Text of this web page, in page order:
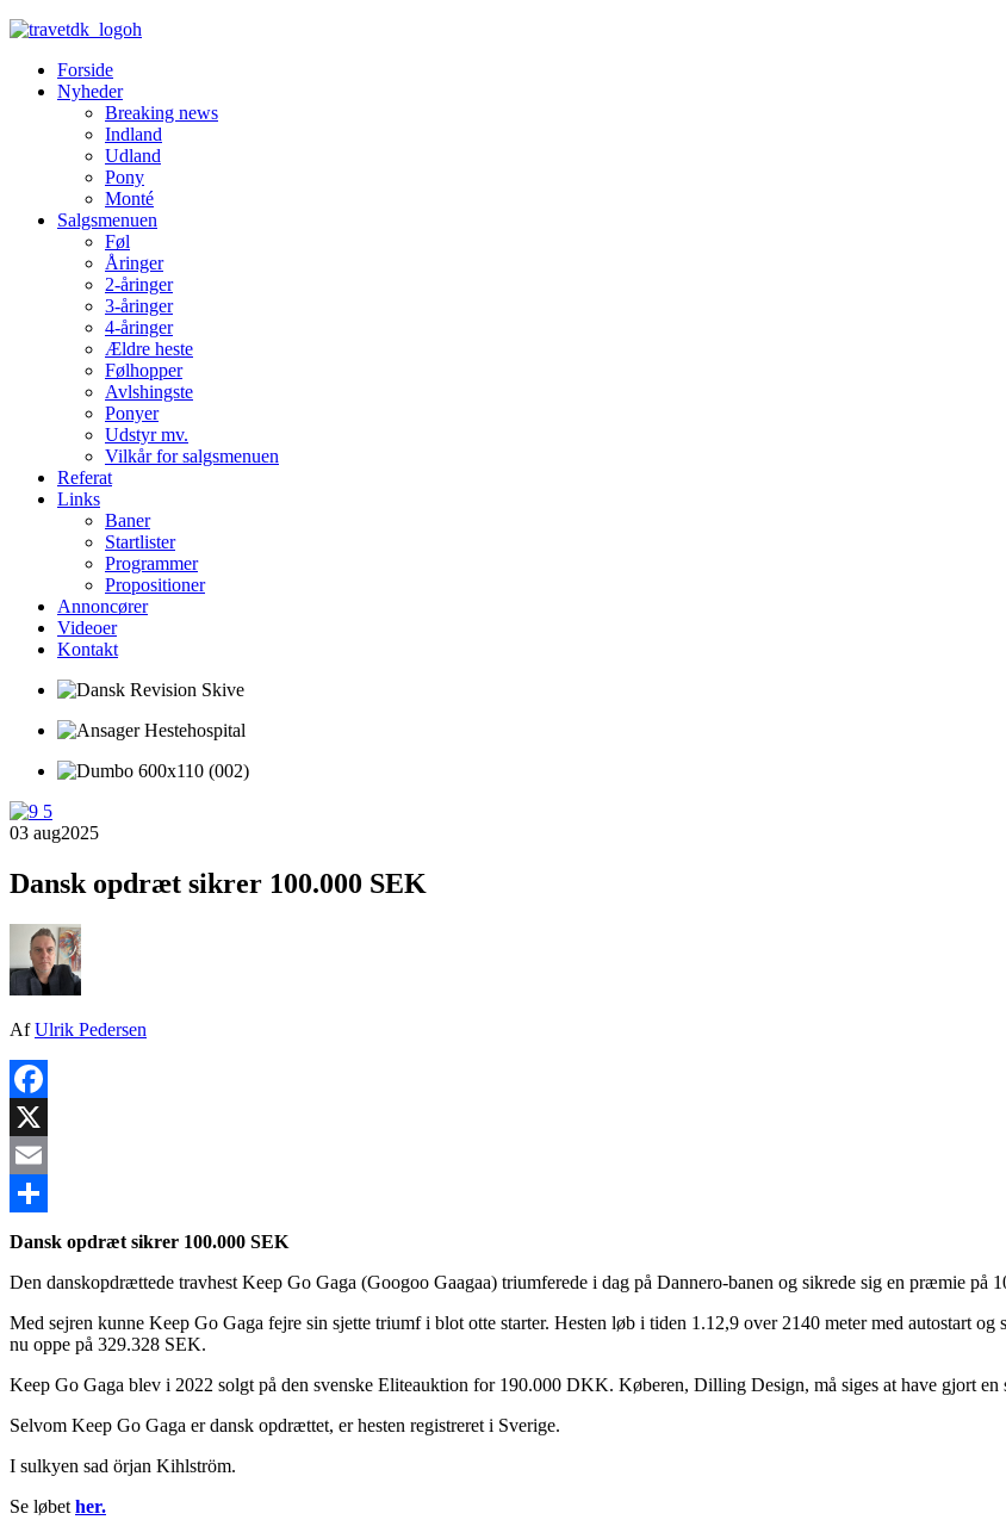
Forside
Nyheder
Breaking news
Indland
Udland
Pony
Monté
Salgsmenuen
Føl
Åringer
2-åringer
3-åringer
4-åringer
Ældre heste
Følhopper
Avlshingste
Ponyer
Udstyr mv.
Vilkår for salgsmenuen
Referat
Links
Baner
Startlister
Programmer
Propositioner
Annoncører
Videoer
Kontakt
03 aug2025
Dansk opdræt sikrer 100.000 SEK
AfUlrik Pedersen
Facebook
X
Email
Share
Dansk opdræt sikrer 100.000 SEK
Den danskopdrættede travhest Keep Go Gaga (Googoo Gaagaa) triumferede i dag på Dannero-banen og sikrede sig en præmie på
Med sejren kunne Keep Go Gaga fejre sin sjette triumf i blot otte starter. Hesten løb i tiden 1.12,9 over 2140 meter med autostart
nu oppe på 329.328 SEK.
Keep Go Gaga blev i 2022 solgt på den svenske Eliteauktion for 190.000 DKK. Køberen, Dilling Design, må siges at have gjort en
Selvom Keep Go Gaga er dansk opdrættet, er hesten registreret i Sverige.
I sulkyen sad örjan Kihlström.
Se løbet her.